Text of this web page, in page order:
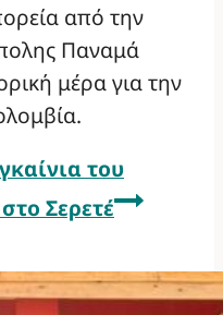
από την
Παναμά
μέρα για την
του
Σερετέ